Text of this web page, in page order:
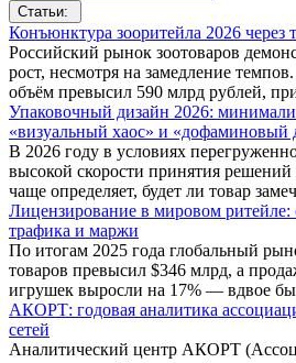
Статьи:
Конъюнктура зооритейла 2026 через
Российский рынок зоотоваров
рост, несмотря на замедление
объём превысил 590 млрд рублей,
Упаковочный дизайн 2026:
«визуальный хаос» и «дофаминовый
В 2026 году в условиях
высокой скорости принятия
чаще определяет, будет ли товар
Лицензирование в мировом ритейле:
трафика и маржи
По итогам 2025 года глобальный
товаров превысил $346 млрд, а
игрушек выросли на 17% — вдвое
АКОРТ: годовая аналитика
сетей
Аналитический центр АКОРТ